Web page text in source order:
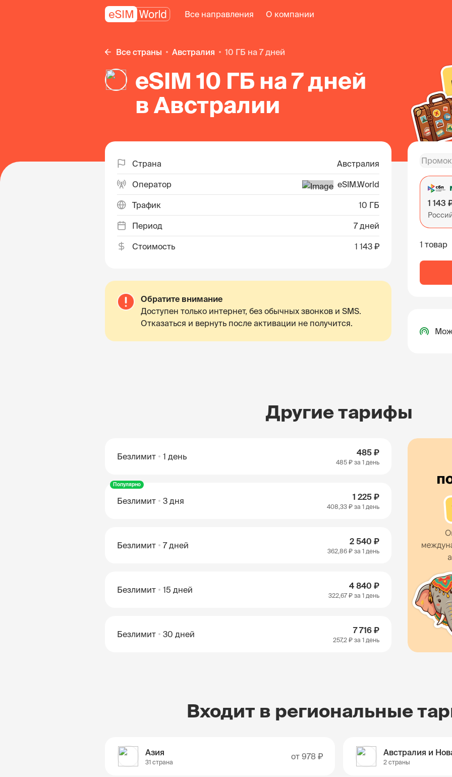
Все направления О компании
Все страны Австралия 10 ГБ на 7 дней
eSIM 10 ГБ на 7 дней
в Австралии
Страна Австралия
Оператор eSIM.World
Трафик 10 ГБ
Период 7 дней
Стоимость 1 143 ₽
Обратите внимание
Доступен только интернет, без обычных звонков и SMS.
Отказаться и вернуть после активации не получится.
1 143
1 товар
Другие тарифы
Безлимит 1 день 485 ₽
485 ₽ за 1 день
Популярно
Безлимит 3 дня 1 225 ₽
408,33 ₽ за 1 день
Безлимит 7 дней 2 540 ₽
362,86 ₽ за 1 день
Безлимит 15 дней 4 840 ₽
322,67 ₽ за 1 день
Безлимит 30 дней 7 716 ₽
257,2 ₽ за 1 день
Входит в региональные
Азия
31 страна
от 978 ₽
2 страны